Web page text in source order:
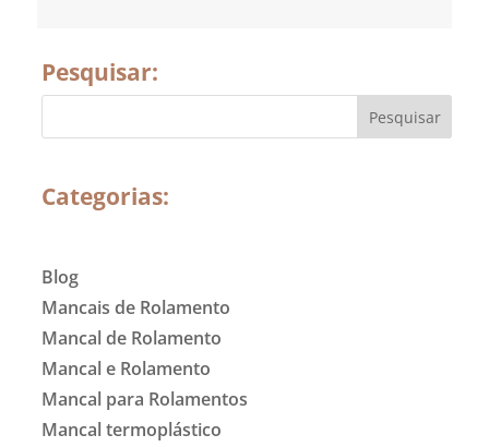
Pesquisar:
Categorias:
Blog
Mancais de Rolamento
Mancal de Rolamento
Mancal e Rolamento
Mancal para Rolamentos
Mancal termoplástico